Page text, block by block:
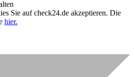
Sie auf check24.de akzeptieren. Die
hier.